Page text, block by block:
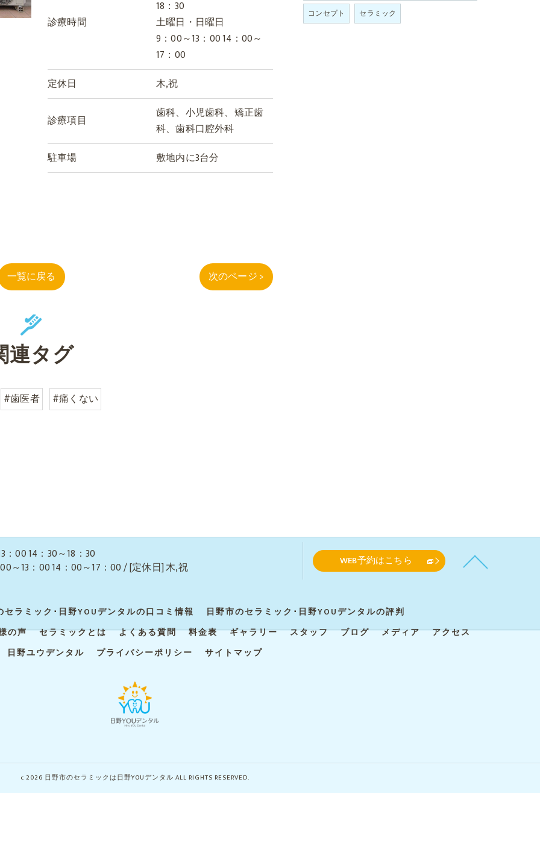
診療時間
18：30
土曜日・日曜日
9：00～13：00 14：00～
17：00
定休日
木,祝
診療項目
歯科、小児歯科、矯正歯
科、歯科口腔外科
駐車場
敷地内に3台分
一覧に戻る 次のページ >
連タグ
#歯医者 #痛くない
コンセプト
セラミック
00 14：30～18：30
～13：00 14：00～17：00 / [定休日] 木,祝
WEB予約はこちら
セラミック･日野YOUデンタルの口コミ情報
日野市のセラミック･日野YOUデンタルの評判
の声
セラミックとは よくある質問 料金表 ギャラリー スタッフ ブログ メディア
アクセス
日野ユウデンタル
プライバシーポリシー サイトマップ
c 2026 日野市のセラミックは日野YOUデンタル ALL RIGHTS RESERVED.